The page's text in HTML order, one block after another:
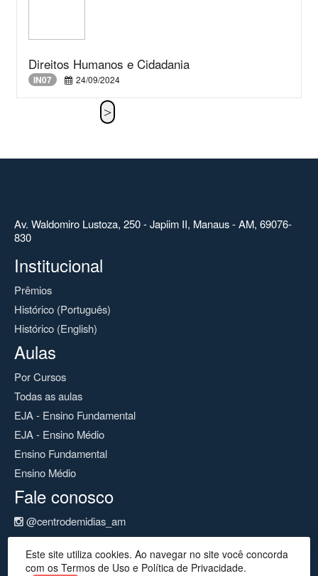
Direitos Humanos e Cidadania
IN07 24/09/2024
Av. Waldomiro Lustoza, 250 - Japiim II, Manaus - AM, 69076-
830
Institucional
Prêmios
Histórico (Português)
Histórico (English)
Aulas
Por Cursos
Todas as aulas
EJA - Ensino Fundamental
EJA - Ensino Médio
Ensino Fundamental
Ensino Médio
Fale conosco
@centrodemidias_am
@centrodemidias
cemeam@seduc.net
Este site utiliza cookies. Ao navegar no site você concorda
com os Termos de Uso e Política de Privacidade.